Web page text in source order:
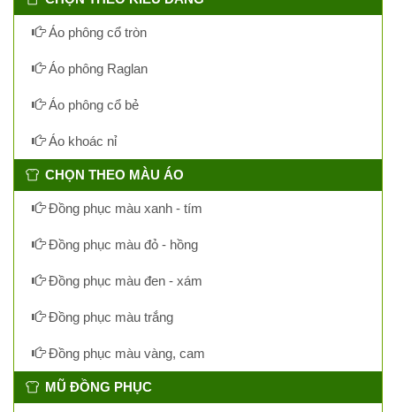
Áo phông cổ tròn
Áo phông Raglan
Áo phông cổ bẻ
Áo khoác nỉ
CHỌN THEO MÀU ÁO
Đồng phục màu xanh - tím
Đồng phục màu đỏ - hồng
Đồng phục màu đen - xám
Đồng phục màu trắng
Đồng phục màu vàng, cam
MŨ ĐỒNG PHỤC